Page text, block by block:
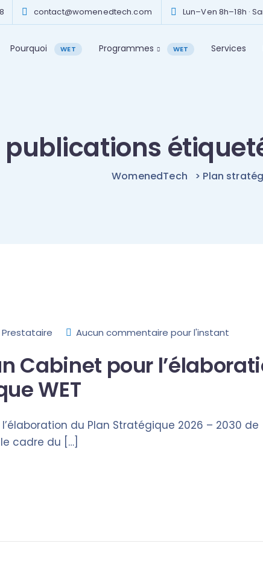
contact@womenedtech.com Lun–Ven 8h–18h ·
Pourquoi WET Programmes WET Services
publications
WomenedTech > Plan
Prestataire Aucun commentaire pour l'instant
Cabinet pour
WET
du Plan Stratégique 2026 – 2030 de
cadre du […]